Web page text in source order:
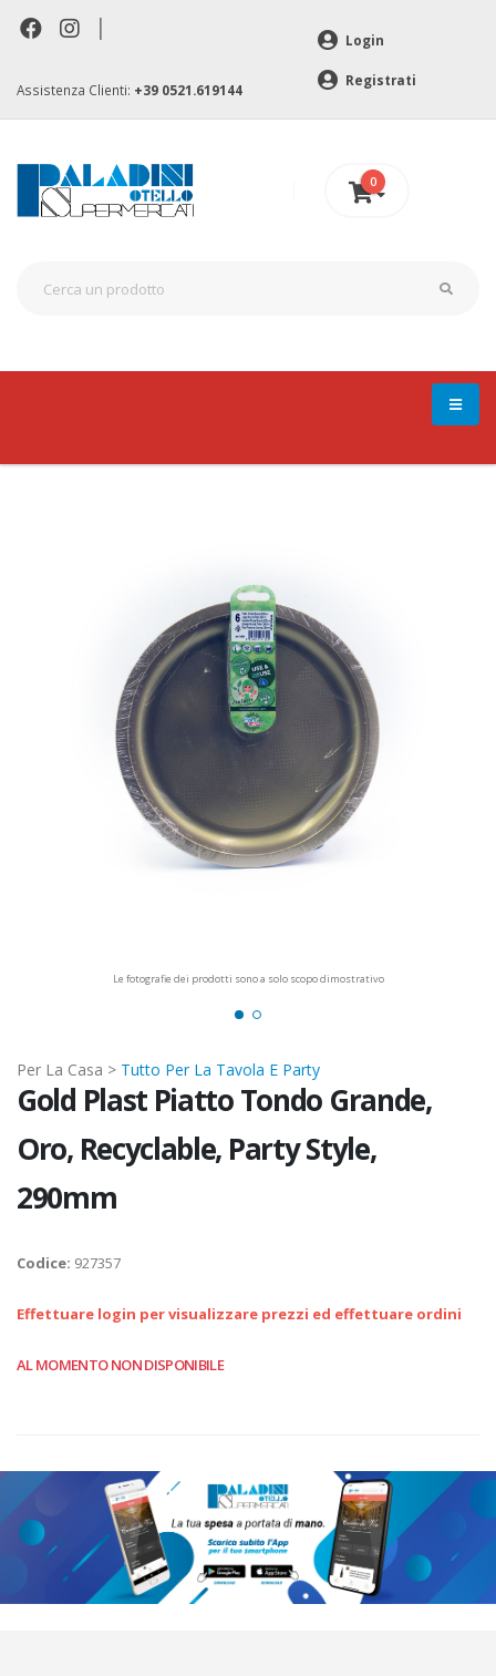
|
Assistenza Clienti: +39 0521.619144
Login
Registrati
0
Le fotografie dei prodotti sono a solo scopo dimostrativo
Per La Casa > Tutto Per La Tavola E Party
Gold Plast Piatto Tondo Grande,
Oro, Recyclable, Party Style,
290mm
Codice: 927357
Effettuare login per visualizzare prezzi ed effettuare ordini
AL MOMENTO NON DISPONIBILE